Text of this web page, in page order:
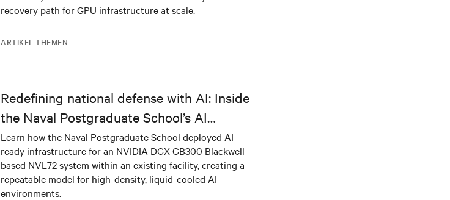
ARTIKEL THEMEN
recovery path for GPU infrastructure at scale.
Redefining national defense with AI: Inside
the Naval Postgraduate School’s AI
infrastructure deployment
Learn how the Naval Postgraduate School deployed AI-
ready infrastructure for an NVIDIA DGX GB300 Blackwell-
based NVL72 system within an existing facility, creating a
repeatable model for high-density, liquid-cooled AI
environments.